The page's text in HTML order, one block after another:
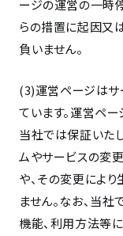
ージの運営の一時
らの措置に起因又
負いません。
(3)運営ページはサ
ています。運営ペ
当社では保証いた
ムやサービスの変
や、その変更によ
ません。なお、当
機能、利用方法等